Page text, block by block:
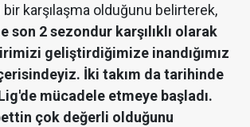
karşılaşma olduğunu belirterek,
son 2 sezondur karşılıklı olarak
geliştirdiğimize inandığımız
İki takım da tarihinde
mücadele etmeye başladı.
çok değerli olduğunu